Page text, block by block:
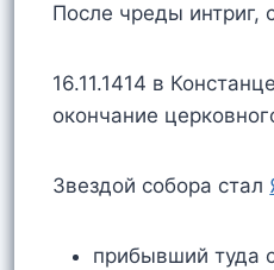
После чреды интриг,
16.11.1414 в
окончание
Звездой собора стал
прибывший туда